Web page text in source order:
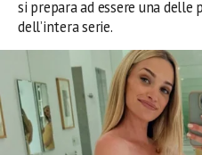
si prepara ad essere una
dell’intera serie.